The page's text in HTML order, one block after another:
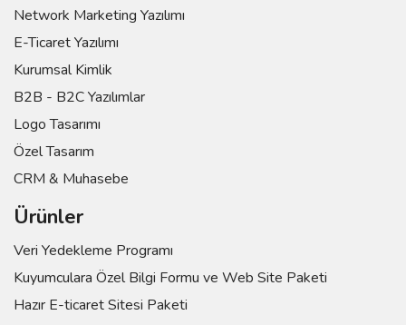
Network Marketing Yazılımı
E-Ticaret Yazılımı
Kurumsal Kimlik
B2B - B2C Yazılımlar
Logo Tasarımı
Özel Tasarım
CRM & Muhasebe
Ürünler
Veri Yedekleme Programı
Kuyumculara Özel Bilgi Formu ve Web Site Paketi
Hazır E-ticaret Sitesi Paketi